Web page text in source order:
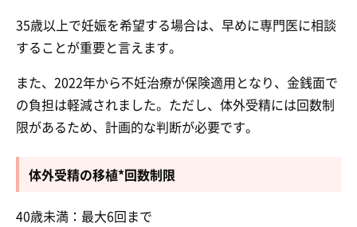
35歳以上で妊娠を希望する場合は、早めに専門医に相談
することが重要と言えます。
また、2022年から不妊治療が保険適用となり、金銭面で
の負担は軽減されました。ただし、体外受精には回数制
限があるため、計画的な判断が必要です。
体外受精の移植*回数制限
40歳未満：最大6回まで